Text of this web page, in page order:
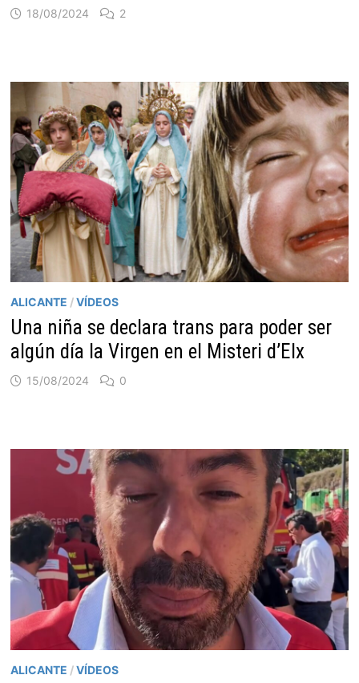
18/08/2024 2
ALICANTE /VÍDEOS
Una niña se declara trans para poder ser
algún día la Virgen en el Misteri d’Elx
15/08/2024 0
ALICANTE /VÍDEOS